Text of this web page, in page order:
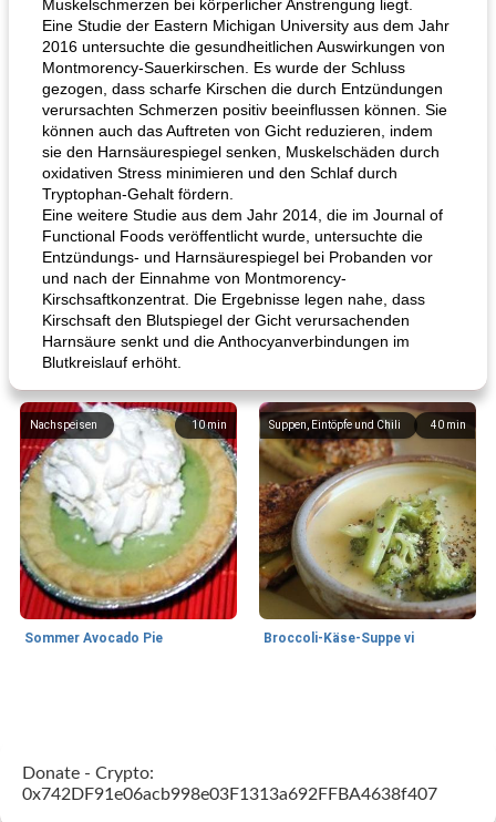
Muskelschmerzen bei körperlicher Anstrengung liegt.
Eine Studie der Eastern Michigan University aus dem Jahr
2016 untersuchte die gesundheitlichen Auswirkungen von
Montmorency-Sauerkirschen. Es wurde der Schluss
gezogen, dass scharfe Kirschen die durch Entzündungen
verursachten Schmerzen positiv beeinflussen können. Sie
können auch das Auftreten von Gicht reduzieren, indem
sie den Harnsäurespiegel senken, Muskelschäden durch
oxidativen Stress minimieren und den Schlaf durch
Tryptophan-Gehalt fördern.
Eine weitere Studie aus dem Jahr 2014, die im Journal of
Functional Foods veröffentlicht wurde, untersuchte die
Entzündungs- und Harnsäurespiegel bei Probanden vor
und nach der Einnahme von Montmorency-
Kirschsaftkonzentrat. Die Ergebnisse legen nahe, dass
Kirschsaft den Blutspiegel der Gicht verursachenden
Harnsäure senkt und die Anthocyanverbindungen im
Blutkreislauf erhöht.
10min
Nachspeisen
Sommer Avocado Pie
40 min
Suppen, Eintöpfe und Chili
Broccoli-Käse-Suppe vi
Donate - Crypto:
0x742DF91e06acb998e03F1313a692FFBA4638f407